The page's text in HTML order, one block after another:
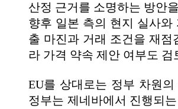
산정 근거를 소명하는 방안
향후 일본 측의 현지 실사
출 마진과 거래 조건을 재
라 가격 약속 제안 여부도
EU를 상대로는 정부 차원
정부는 제네바에서 진행되